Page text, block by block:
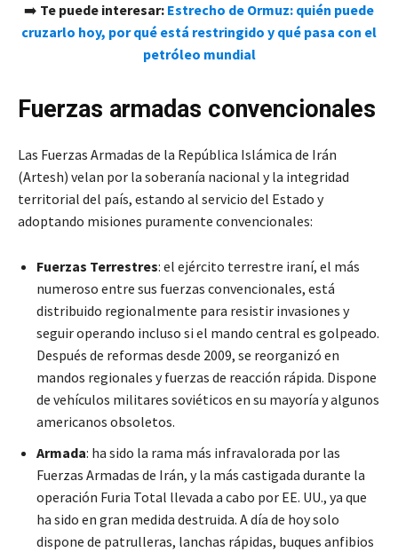
➡️ Te puede interesar: Estrecho de Ormuz: quién puede
cruzarlo hoy, por qué está restringido y qué pasa con el
petróleo mundial
Fuerzas armadas convencionales
Las Fuerzas Armadas de la República Islámica de Irán
(Artesh) velan por la soberanía nacional y la integridad
territorial del país, estando al servicio del Estado y
adoptando misiones puramente convencionales:
Fuerzas Terrestres: el ejército terrestre iraní, el más
numeroso entre sus fuerzas convencionales, está
distribuido regionalmente para resistir invasiones y
seguir operando incluso si el mando central es golpeado.
Después de reformas desde 2009, se reorganizó en
mandos regionales y fuerzas de reacción rápida. Dispone
de vehículos militares soviéticos en su mayoría y algunos
americanos obsoletos.
Armada: ha sido la rama más infravalorada por las
Fuerzas Armadas de Irán, y la más castigada durante la
operación Furia Total llevada a cabo por EE. UU., ya que
ha sido en gran medida destruida. A día de hoy solo
dispone de patrulleras, lanchas rápidas, buques anfibios